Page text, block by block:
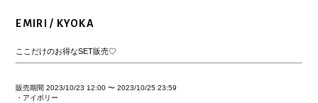
EMIRI / KYOKA
ここだけのお得なSET販売♡
販売期間 2023/10/23 12:00〜 2023/10/25 23:59
・アイボリー